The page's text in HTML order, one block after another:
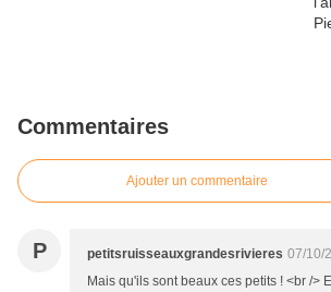
Commentaires
Ajouter un commentaire
P petitsruisseauxgrandesrivieres 07/10/
Mais qu'ils sont beaux ces petits ! <br />